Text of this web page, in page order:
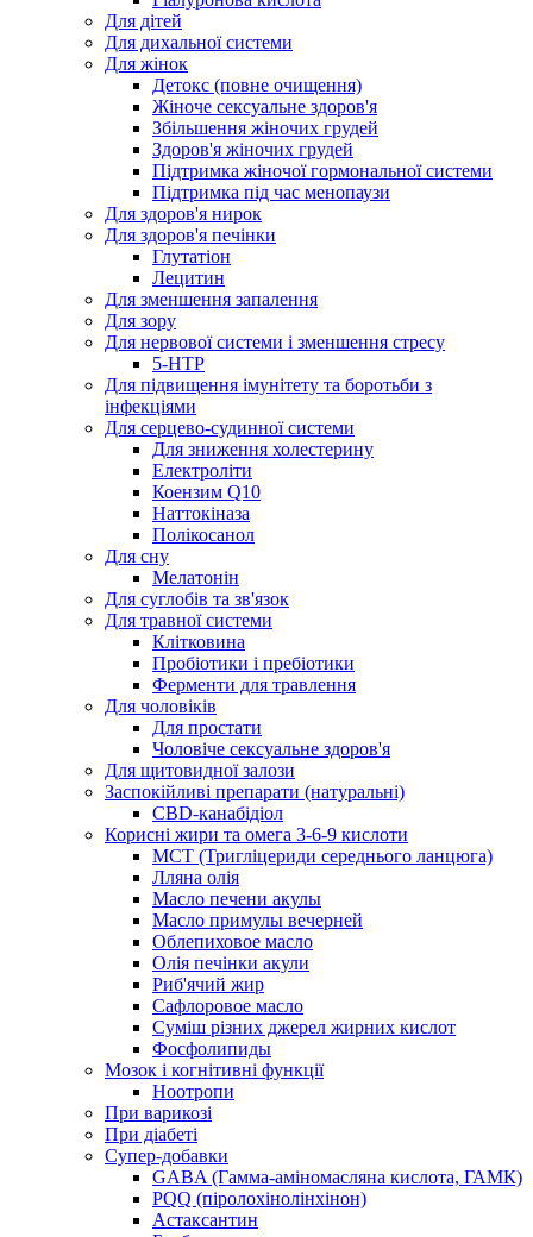
Для дітей
Для дихальної системи
Для жінок
Детокс (повне очищення)
Жіноче сексуальне здоров'я
Збільшення жіночих грудей
Здоров'я жіночих грудей
Підтримка жіночої гормональної системи
Підтримка під час менопаузи
Для здоров'я нирок
Для здоров'я печінки
Глутатіон
Лецитин
Для зменшення запалення
Для зору
Для нервової системи і зменшення стресу
5-HTP
Для підвищення імунітету та боротьби з
інфекціями
Для серцево-судинної системи
Для зниження холестерину
Електроліти
Коензим Q10
Наттокіназа
Полікосанол
Для сну
Мелатонін
Для суглобів та зв'язок
Для травної системи
Клітковина
Пробіотики і пребіотики
Ферменти для травлення
Для чоловіків
Для простати
Чоловіче сексуальне здоров'я
Для щитовидної залози
Заспокійливі препарати (натуральні)
CBD-канабідіол
Корисні жири та омега 3-6-9 кислоти
MCT (Тригліцериди середнього ланцюга)
Лляна олія
Масло печени акулы
Масло примулы вечерней
Облепиховое масло
Олія печінки акули
Риб'ячий жир
Сафлоровое масло
Суміш різних джерел жирних кислот
Фосфолипиды
Мозок і когнітивні функції
Ноотропи
При варикозі
При діабеті
Супер-добавки
GABA (Гамма-аміномасляна кислота, ГАМК)
PQQ (піролохінолінхінон)
Астаксантин